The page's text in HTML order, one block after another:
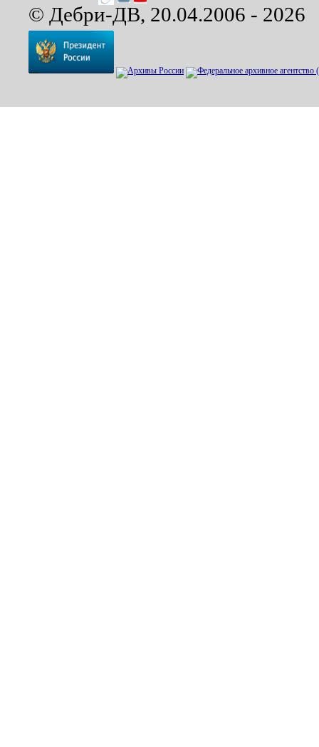
© Дебри-ДВ, 20.04.2006 - 2026